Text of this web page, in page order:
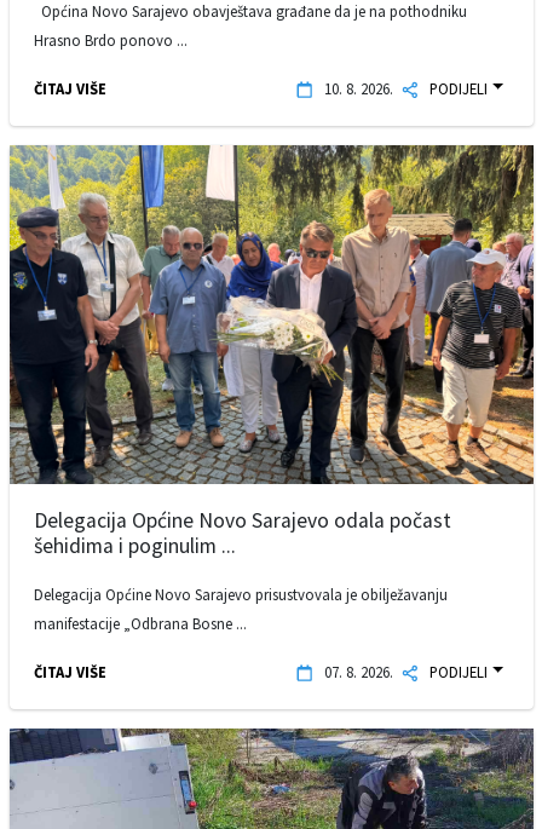
Općina Novo Sarajevo obavještava građane da je na pothodniku
Hrasno Brdo ponovo ...
ČITAJ VIŠE 10. 8. 2026. PODIJELI
Delegacija Općine Novo Sarajevo odala počast
šehidima i poginulim ...
Delegacija Općine Novo Sarajevo prisustvovala je obilježavanju
manifestacije „Odbrana Bosne ...
ČITAJ VIŠE 07. 8. 2026. PODIJELI